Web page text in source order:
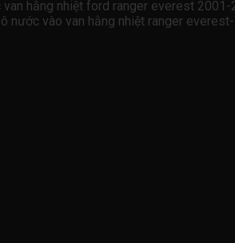
van hằng nhiệt ford ranger everest
nước vào van hằng nhiệt ranger